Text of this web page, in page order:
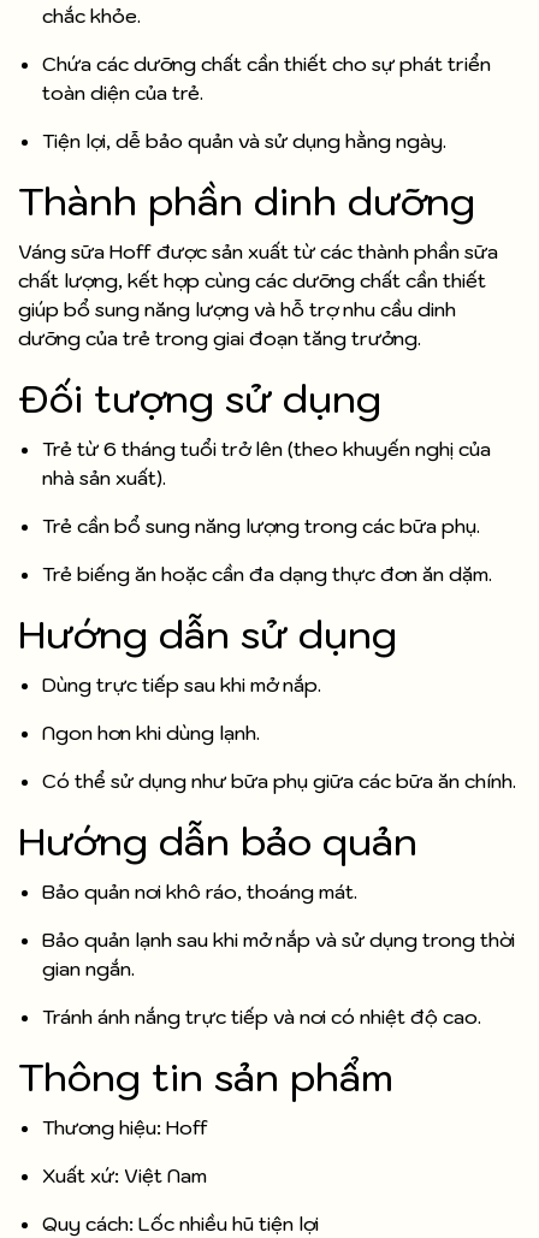
chắc khỏe.
Chứa các dưỡng chất cần thiết cho sự phát triển
toàn diện của trẻ.
Tiện lợi, dễ bảo quản và sử dụng hằng ngày.
Thành phần dinh dưỡng
Váng sữa Hoff được sản xuất từ các thành phần sữa
chất lượng, kết hợp cùng các dưỡng chất cần thiết
giúp bổ sung năng lượng và hỗ trợ nhu cầu dinh
dưỡng của trẻ trong giai đoạn tăng trưởng.
Đối tượng sử dụng
Trẻ từ 6 tháng tuổi trở lên (theo khuyến nghị của
nhà sản xuất).
Trẻ cần bổ sung năng lượng trong các bữa phụ.
Trẻ biếng ăn hoặc cần đa dạng thực đơn ăn dặm.
Hướng dẫn sử dụng
Dùng trực tiếp sau khi mở nắp.
Ngon hơn khi dùng lạnh.
Có thể sử dụng như bữa phụ giữa các bữa ăn chính.
Hướng dẫn bảo quản
Bảo quản nơi khô ráo, thoáng mát.
Bảo quản lạnh sau khi mở nắp và sử dụng trong thời
gian ngắn.
Tránh ánh nắng trực tiếp và nơi có nhiệt độ cao.
Thông tin sản phẩm
Thương hiệu: Hoff
Xuất xứ: Việt Nam
Quy cách: Lốc nhiều hũ tiện lợi